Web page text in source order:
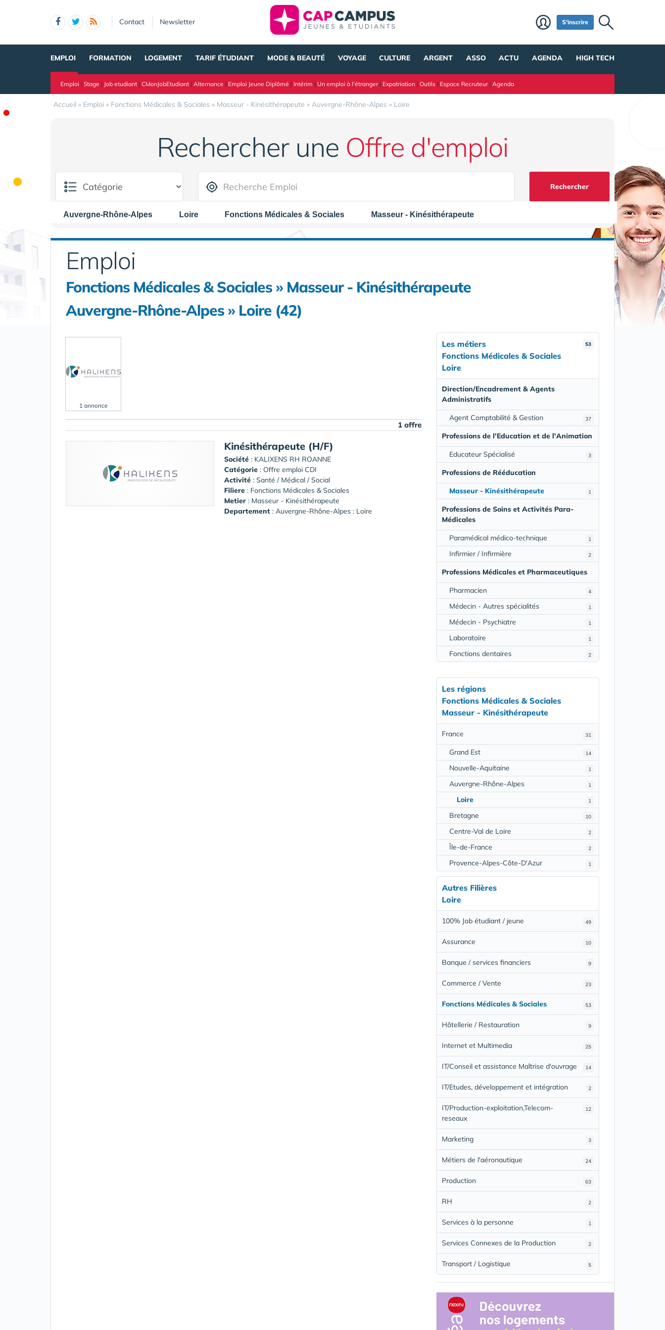
Contact Newsletter S'inscrire
EMPLOI FORMATION LOGEMENT TARIF ÉTUDIANT MODE & BEAUTÉ VOYAGE CULTURE ARGENT ASSO ACTU AGENDA HIGH TECH
Emploi | Stage | Job etudiant | CMonJobEtudiant | Alternance | Emploi Jeune Diplômé | Intérim | Un emploi à l'étranger| Expatriation | Outils | Espace Recruteur| Agenda
Accueil » Emploi » Fonctions Médicales & Sociales » Masseur - Kinésithérapeute » Auvergne-Rhône-Alpes » Loire
Rechercher une Offre d'emploi
Rechercher
Auvergne-Rhône-Alpes Loire Fonctions Médicales & Sociales Masseur - Kinésithérapeute
Emploi
Fonctions Médicales & Sociales » Masseur - Kinésithérapeute
Auvergne-Rhône-Alpes » Loire (42)
1 annonce
1 offre
Kinésithérapeute (H/F)
Société : KALIXENS RH ROANNE
Catégorie : Offre emploi CDI
Activité : Santé / Médical / Social
Filiere : Fonctions Médicales & Sociales
Metier : Masseur - Kinésithérapeute
Departement : Auvergne-Rhône-Alpes : Loire
53
Les métiers
Fonctions Médicales & Sociales
Loire
Direction/Encadrement & Agents
Administratifs
37
Agent Comptabilité & Gestion
Professions de l'Education et de l'Animation
3
Educateur Spécialisé
Professions de Rééducation
1
Masseur - Kinésithérapeute
Professions de Soins et Activités Para-
Médicales
1
Paramédical médico-technique
2
Infirmier / Infirmière
Professions Médicales et Pharmaceutiques
4
Pharmacien
1
Médecin - Autres spécialités
1
Médecin - Psychiatre
1
Laboratoire
2
Fonctions dentaires
Les régions
Fonctions Médicales & Sociales
Masseur - Kinésithérapeute
31
France
14
Grand Est
1
Nouvelle-Aquitaine
1
Auvergne-Rhône-Alpes
1
Loire
10
Bretagne
2
Centre-Val de Loire
2
Île-de-France
1
Provence-Alpes-Côte-D'Azur
Autres Filières
Loire
49
100% Job étudiant / jeune
10
Assurance
9
Banque / services financiers
23
Commerce / Vente
53
Fonctions Médicales & Sociales
9
Hôtellerie / Restauration
25
Internet et Multimedia
14
IT/Conseil et assistance Maîtrise d'ouvrage
2
IT/Etudes, développement et intégration
12
IT/Production-exploitation,Telecom-
reseaux
3
Marketing
24
Métiers de l'aéronautique
63
Production
2
RH
1
Services à la personne
2
Services Connexes de la Production
5
Transport / Logistique